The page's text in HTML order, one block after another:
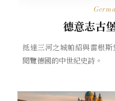
德意志古
抵達三河之城帕紹與雷根
閱覽德國的中世紀史詩。